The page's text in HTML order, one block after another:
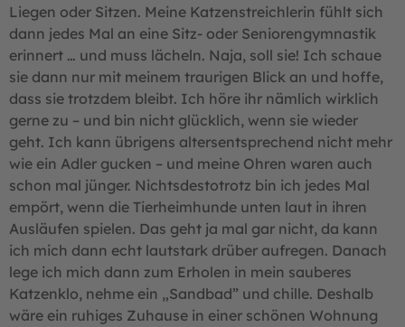
Liegen oder Sitzen. Meine Katzenstreichlerin fühlt sich
dann jedes Mal an eine Sitz- oder Seniorengymnastik
erinnert … und muss lächeln. Naja, soll sie! Ich schaue
sie dann nur mit meinem traurigen Blick an und hoffe,
dass sie trotzdem bleibt. Ich höre ihr nämlich wirklich
gerne zu – und bin nicht glücklich, wenn sie wieder
geht. Ich kann übrigens altersentsprechend nicht mehr
wie ein Adler gucken – und meine Ohren waren auch
schon mal jünger. Nichtsdestotrotz bin ich jedes Mal
empört, wenn die Tierheimhunde unten laut in ihren
Ausläufen spielen. Das geht ja mal gar nicht, da kann
ich mich dann echt lautstark drüber aufregen. Danach
lege ich mich dann zum Erholen in mein sauberes
Katzenklo, nehme ein „Sandbad” und chille. Deshalb
wäre ein ruhiges Zuhause in einer schönen Wohnung